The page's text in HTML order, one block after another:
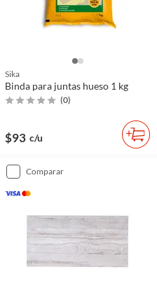
Sika
Binda para juntas hueso 1 kg
(0)
$93 c/u
comparar